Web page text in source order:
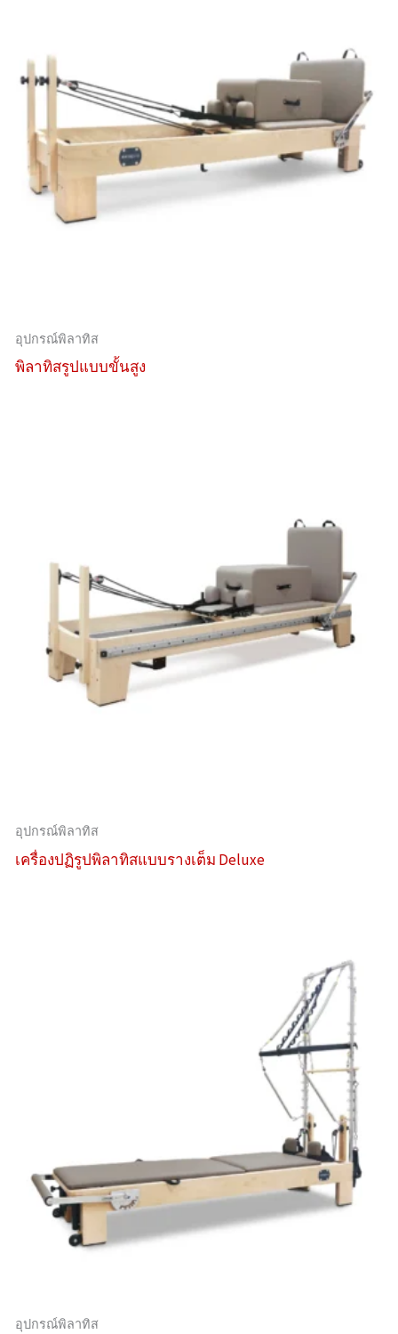
อุปกรณ์พิลาทิส
พิลาทิสรูปแบบขั้นสูง
อุปกรณ์พิลาทิส
เครื่องปฏิรูปพิลาทิสแบบรางเต็ม Deluxe
อุปกรณ์พิลาทิส